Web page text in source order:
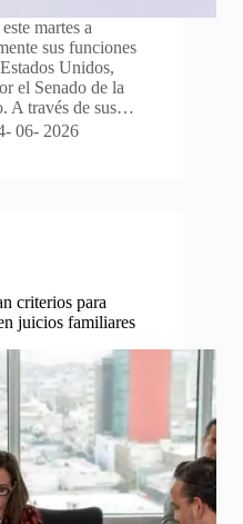
martes a
sus funciones
Unidos,
el Senado de la
A través de sus…
06- 2026
criterios para
juicios familiares